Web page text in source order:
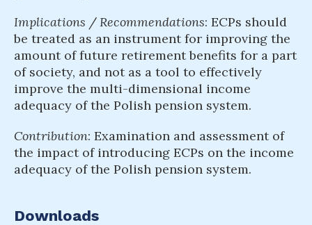
Implications / Recommendations: ECPs should
be treated as an instrument for improving the
amount of future retirement benefits for a part
of society, and not as a tool to effectively
improve the multi-dimensional income
adequacy of the Polish pension system.
Contribution: Examination and assessment of
the impact of introducing ECPs on the income
adequacy of the Polish pension system.
Downloads